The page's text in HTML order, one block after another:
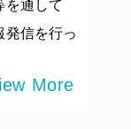
を通して
発信を行っ
More